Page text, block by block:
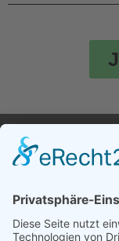
Home
City-Guide